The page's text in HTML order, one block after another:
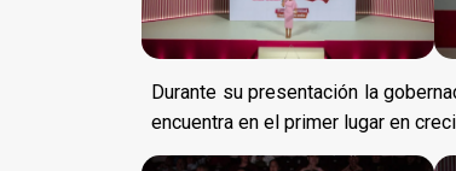
Durante su presentación la
encuentra en el primer lugar en